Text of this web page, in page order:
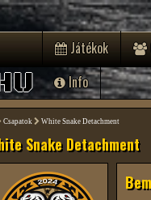
Játékok
Info
Csapatok White Snake Detachment
Snake Detachment